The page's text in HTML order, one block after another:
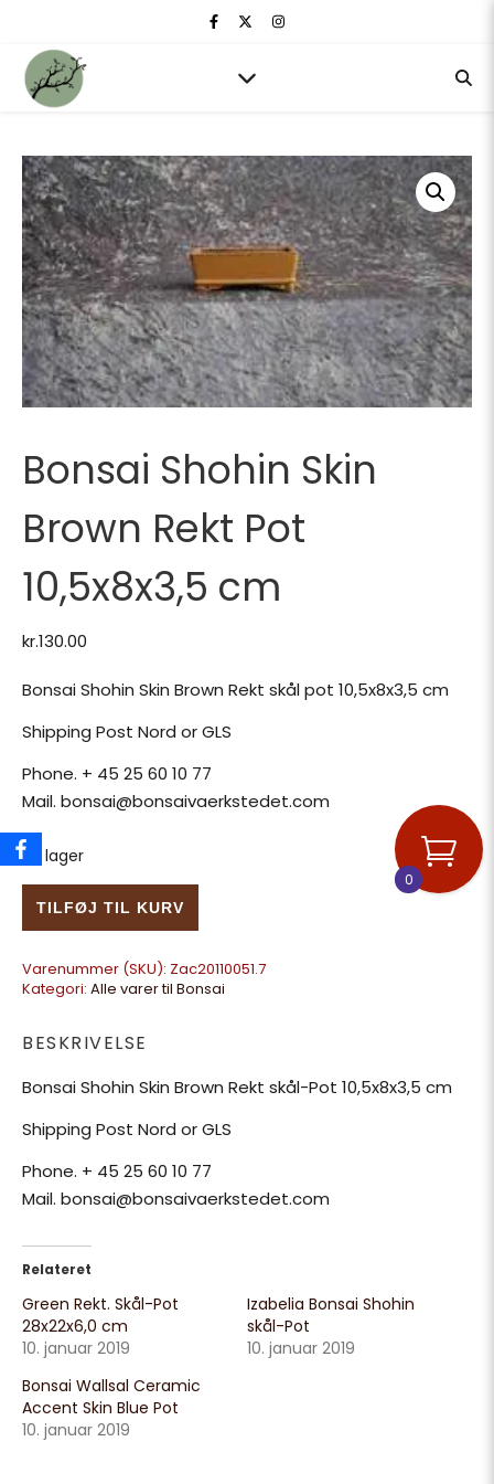
Bonsai Shohin Skin
Brown Rekt Pot
10,5x8x3,5 cm
kr.130.00
Bonsai Shohin Skin Brown Rekt skål pot 10,5x8x3,5 cm
Shipping Post Nord or GLS
Phone. + 45 25 60 10 77
Mail. bonsai@bonsaivaerkstedet.com
På lager
Bonsai Shohin Skin Brown Rekt Pot 10,5x8x3,5 cm antal
TILFØJ TIL KURV
Varenummer (SKU): Zac20110051.7
Kategori: Alle varer til Bonsai
BESKRIVELSE
Bonsai Shohin Skin Brown Rekt skål-Pot 10,5x8x3,5 cm
Shipping Post Nord or GLS
Phone. + 45 25 60 10 77
Mail. bonsai@bonsaivaerkstedet.com
Relateret
Green Rekt. Skål-Pot
28x22x6,0 cm
10. januar 2019
Izabelia Bonsai Shohin
skål-Pot
10. januar 2019
Bonsai Wallsal Ceramic
Accent Skin Blue Pot
10. januar 2019
0